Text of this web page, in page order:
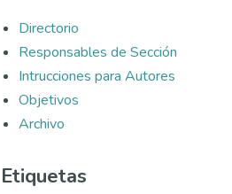
Directorio
Responsables de Sección
Intrucciones para Autores
Objetivos
Archivo
Etiquetas